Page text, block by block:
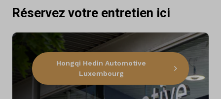
Réservez votre entretien ici
Hongqi Hedin Automotive
Luxembourg